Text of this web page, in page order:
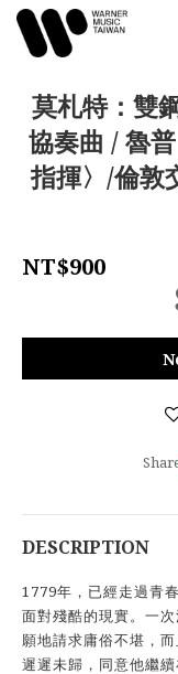
莫札特：雙
協奏曲 / 魯
指揮〉/倫敦
NT$900
DESCRIPTION
1779年，已經走過青
面對殘酷的現實。一
願地請求庸俗不堪，
遲遲未歸，同意他繼